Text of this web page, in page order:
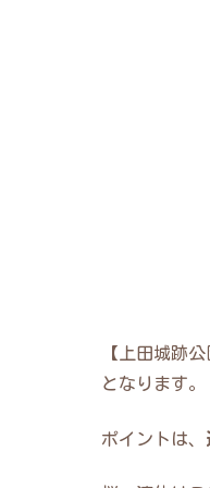
【上田城跡
となります。
ポイントは、